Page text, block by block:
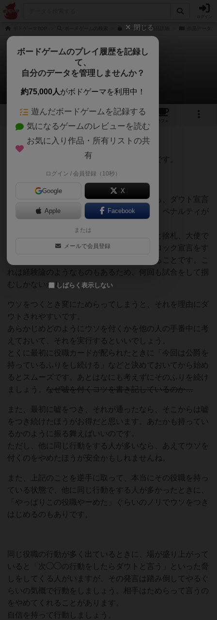
クーの通販/商品詳細
クー
うえにぃさんの戦略やコツ
3 1 20
カフェ
160名 0名 0 11ヶ月前
クーのコツと役職ごとの立ち回りについてです。
最初に、本気でこのゲームに勝ちに行くなら、ダウト宣言
はよほどの確証がない限り避けるべきです。ペナルティが
ダウト宣言に確証を持つには、自身の手札と捨札、大使で
山札を確認してその配分を確かめたり、ブロック宣言をす
るときの、相手の一瞬のためらいなどを見ることです。こ
れは経験論のようなものもあるため、何回も試合をして掴
むしかないかと。
ウソをつくとき変にためらってしまうと、それを理由にダ
ウトされやすいです。
あらかじめどのようにウソを付くかを他の人の手番中に考
えておいて、それを実行するといいでしょう。
とくに最初に役職カードが配られたときに「今回は公爵を
持っているふりをし続ける」などと決めておいてから始め
るとスムーズです。あとはなにも考えずにそのふりを続け
ましょう。 なぜ嘘を付くコツを書き記しているのか…
また、最初に嘘をつき、それが通ったなら、そこからは嘘
をつき続けたほうがお得だと思います。あたかも持ってい
るかのように振る舞えばいいのです。
ただし、他に同じ行動をする人が多いなら、あえてウソを
付くのをやめたほうが安全かもしれませんね。
また、上記のことを逆手に取って、本当にその役職を持っ
ている状態で、他に同じ行動をする人が多かったときに、
「やっぱりこの役職やーめた」ぐらいのノリでウソをつき
はじめるのもありです。
同じ役職の行動が多く出ているときに、場が盛り上がって
いると「次◯◯の行動をしたらダウトと言う」といった脅
しをしてくる人がいますが、その発言は踏み倒してやるぐ
らいの気概で行動をしましょう。相手はためらって言うの
をやめてくれることがあります。
自信を持って行動しましょう。
閉じる
ボードゲームのプレイ履歴を記録し
て、
自分のデータを管理しませんか？
約75,000人がボドゲーマを利用中！
遊んだボードゲームを記録する
気になるゲームのレビューを読む
お気に入り作品・所有リストの共
有
ログイン / 会員登録（10秒）
Google X
Apple Facebook
または
メールで会員登録
しばらく表示しない